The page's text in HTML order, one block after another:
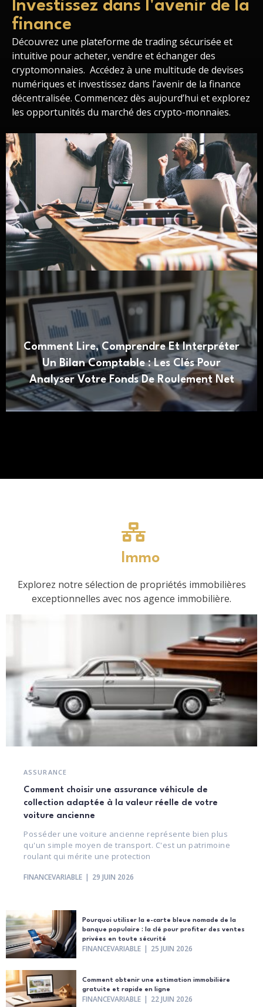
Investissez dans l'avenir de la
finance
Découvrez une plateforme de trading sécurisée et
intuitive pour acheter, vendre et échanger des
cryptomonnaies. Accédez à une multitude de devises
numériques et investissez dans l’avenir de la finance
décentralisée. Commencez dès aujourd’hui et explorez
les opportunités du marché des crypto-monnaies.
Comment Lire, Comprendre Et Interpréter
Un Bilan Comptable : Les Clés Pour
Analyser Votre Fonds De Roulement Net
Immo
Explorez notre sélection de propriétés immobilières
exceptionnelles avec nos agence immobilière.
ASSURANCE
Comment choisir une assurance véhicule de
collection adaptée à la valeur réelle de votre
voiture ancienne
Posséder une voiture ancienne représente bien plus
qu'un simple moyen de transport. C'est un patrimoine
roulant qui mérite une protection
FINANCEVARIABLE 29 JUIN 2026
Pourquoi utiliser la e-carte bleue nomade de la
banque populaire : la clé pour profiter des ventes
privées en toute sécurité
FINANCEVARIABLE 25 JUIN 2026
Comment obtenir une estimation immobilière
gratuite et rapide en ligne
FINANCEVARIABLE 22 JUIN 2026